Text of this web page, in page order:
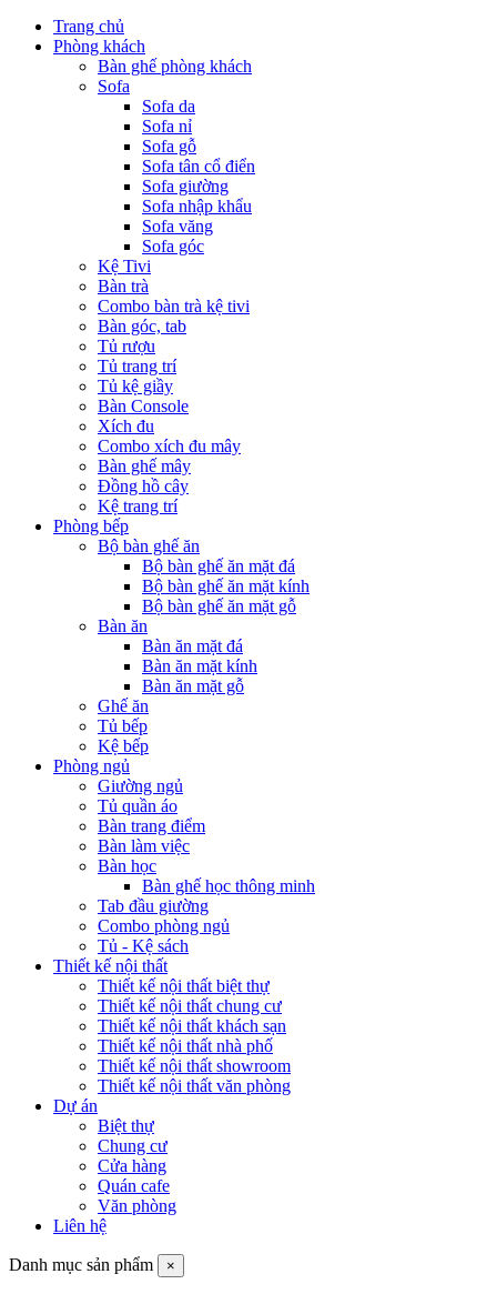
Trang chủ
Phòng khách
Bàn ghế phòng khách
Sofa
Sofa da
Sofa nỉ
Sofa gỗ
Sofa tân cổ điển
Sofa giường
Sofa nhập khẩu
Sofa văng
Sofa góc
Kệ Tivi
Bàn trà
Combo bàn trà kệ tivi
Bàn góc, tab
Tủ rượu
Tủ trang trí
Tủ kệ giầy
Bàn Console
Xích đu
Combo xích đu mây
Bàn ghế mây
Đồng hồ cây
Kệ trang trí
Phòng bếp
Bộ bàn ghế ăn
Bộ bàn ghế ăn mặt đá
Bộ bàn ghế ăn mặt kính
Bộ bàn ghế ăn mặt gỗ
Bàn ăn
Bàn ăn mặt đá
Bàn ăn mặt kính
Bàn ăn mặt gỗ
Ghế ăn
Tủ bếp
Kệ bếp
Phòng ngủ
Giường ngủ
Tủ quần áo
Bàn trang điểm
Bàn làm việc
Bàn học
Bàn ghế học thông minh
Tab đầu giường
Combo phòng ngủ
Tủ - Kệ sách
Thiết kế nội thất
Thiết kế nội thất biệt thự
Thiết kế nội thất chung cư
Thiết kế nội thất khách sạn
Thiết kế nội thất nhà phố
Thiết kế nội thất showroom
Thiết kế nội thất văn phòng
Dự án
Biệt thự
Chung cư
Cửa hàng
Quán cafe
Văn phòng
Liên hệ
Danh mục sản phẩm ×